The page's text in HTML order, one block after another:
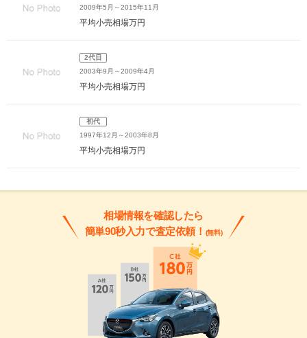
2009年5月～2015年11月
平均小売相場万円
2代目
2003年9月～2009年4月
平均小売相場万円
初代
1997年12月～2003年8月
平均小売相場万円
相場情報を確認したら
簡単90秒入力で査定依頼！ (無料)